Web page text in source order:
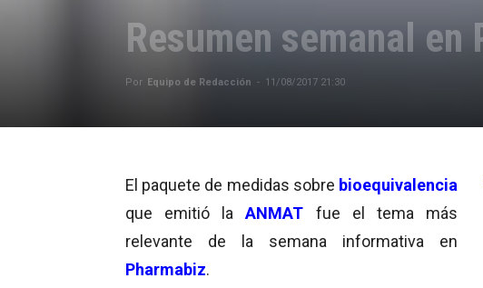
Resumen semanal en
Por Equipo de Redacción - 11/08/2017 21:30
El paquete de medidas sobre bioequivalencia
que emitió laANMAT fue el tema más
relevante de la semana informativa en
Pharmabiz.